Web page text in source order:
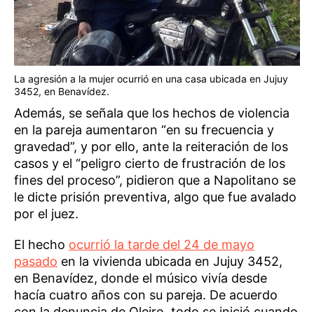
La agresión a la mujer ocurrió en una casa ubicada en Jujuy
3452, en Benavídez.
Además, se señala que los hechos de violencia
en la pareja aumentaron “en su frecuencia y
gravedad”, y por ello, ante la reiteración de los
casos y el “peligro cierto de frustración de los
fines del proceso”, pidieron que a Napolitano se
le dicte prisión preventiva, algo que fue avalado
por el juez.
El hecho ocurrió la tarde del 24 de mayo
pasado en la vivienda ubicada en Jujuy 3452,
en Benavídez, donde el músico vivía desde
hacía cuatro años con su pareja. De acuerdo